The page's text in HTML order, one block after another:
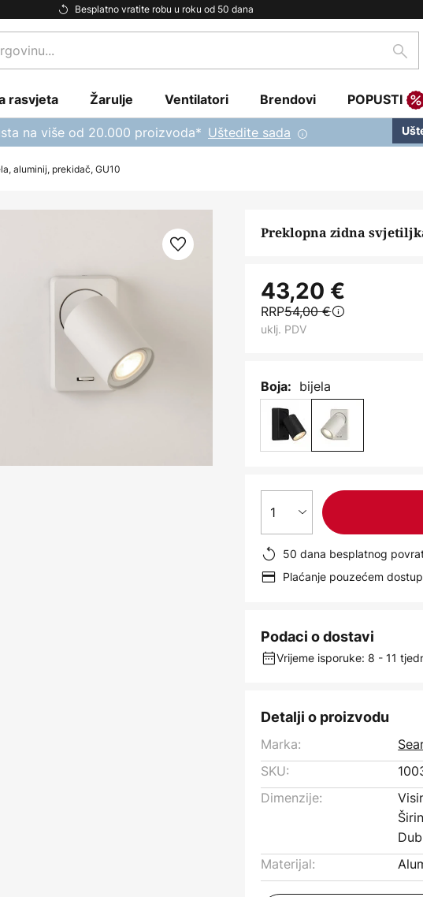
Besplatno vratite robu u roku od 50 dana
traži
rasvjeta Žarulje Ventilatori Brendovi POPUSTI
na više od 20.000 proizvoda* Uštedite sada
aluminij, prekidač, GU10
Preklopna zidna
43,20 €
RRP54,00 €
uklj. PDV
Boja: bijela
1
50 dana besplatnog
Plaćanje pouzećem
Podaci o dostavi
Vrijeme isporuke: 8 - 11
Detalji o proizvodu
Marka:
SKU:
Dimenzije:
Materijal: